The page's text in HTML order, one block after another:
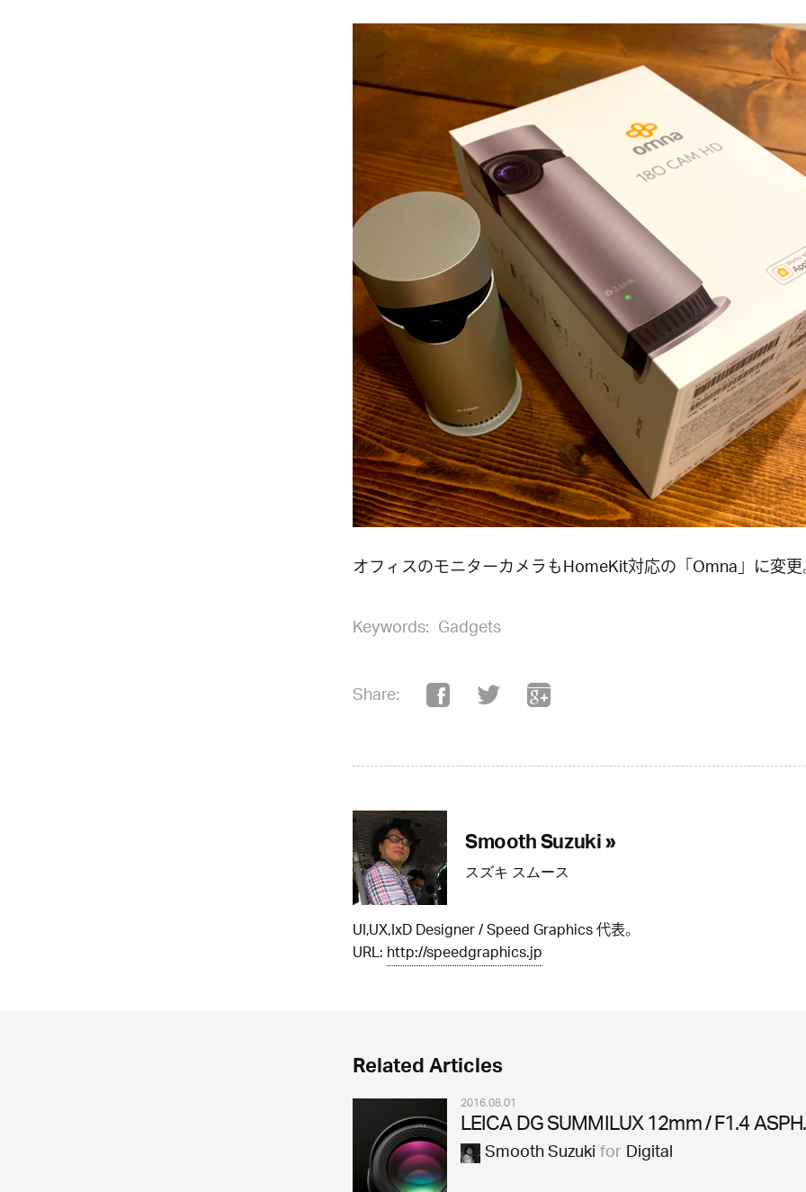
オフィスのモニターカメラもHomeKit対応の「Omna」に変
Keywords: Gadgets
Share:
Smooth Suzuki »
スズキ スムース
UI,UX,IxD Designer / Speed Graphics 代表。
URL:http://speedgraphics.jp
Related Articles
2016.08.01
LEICA DG SUMMILUX 12mm / F1.4 ASPH.
Smooth SuzukiforDigital